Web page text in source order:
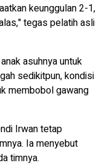
keunggulan 2-1,
tegas pelatih asli
asuhnya untuk
sedikitpun, kondisi
membobol gawang
Irwan tetap
Ia menyebut
timnya.